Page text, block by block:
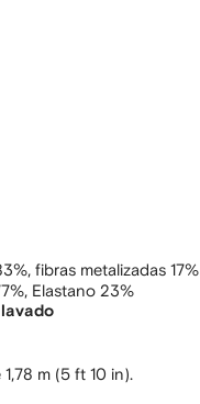
fibras metalizadas 17%
Elastano 23%
lavado
m (5 ft 10 in).